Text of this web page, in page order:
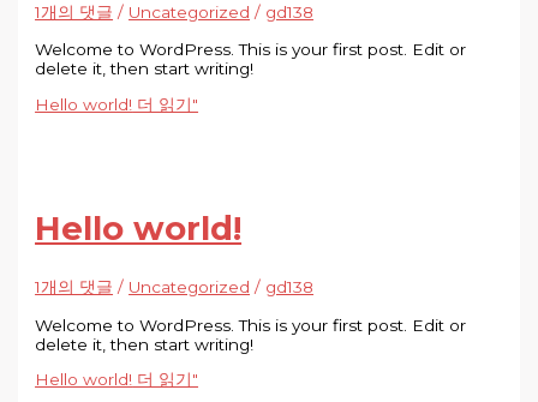
1개의 댓글 / Uncategorized / gd138
Welcome to WordPress. This is your first post. Edit or
delete it, then start writing!
Hello world! 더 읽기"
Hello world!
1개의 댓글 / Uncategorized / gd138
Welcome to WordPress. This is your first post. Edit or
delete it, then start writing!
Hello world! 더 읽기"